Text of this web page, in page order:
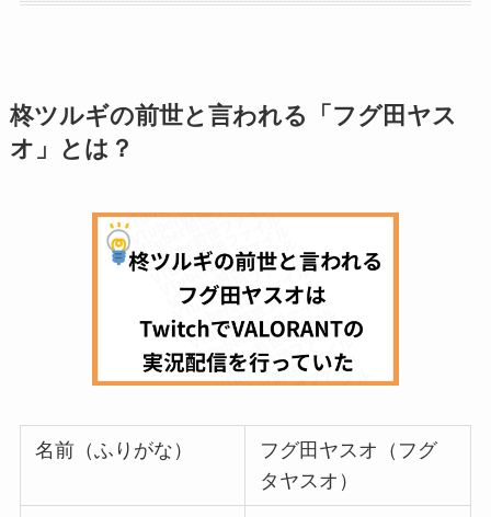
柊ツルギの前世と言われる「フグ田ヤス
オ」とは？
名前（ふりがな）
フグ田ヤスオ（フグ
タヤスオ）